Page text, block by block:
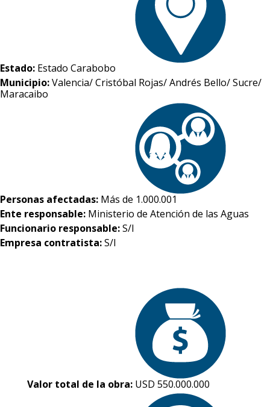
Estado: Estado Carabobo
Municipio:Valencia/ Cristóbal Rojas/ Andrés Bello/ Sucre/
Maracaibo
Personas afectadas: Más de 1.000.001
Ente responsable: Ministerio de Atención de las Aguas
Funcionario responsable:S/I
Empresa contratista:S/I
Valor total de la obra: USD 550.000.000